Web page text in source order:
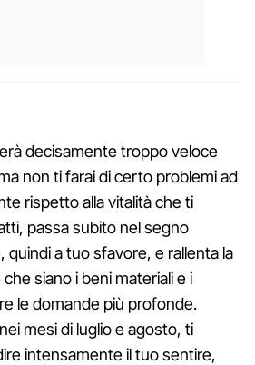
decisamente troppo veloce
non ti farai di certo problemi ad
rispetto alla vitalità che ti
passa subito nel segno
quindi a tuo sfavore, e rallenta la
siano i beni materiali e i
le domande più profonde.
mesi di luglio e agosto, ti
intensamente il tuo sentire,